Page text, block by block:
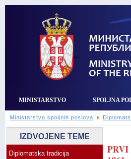
MINISTARSTVO SPOLJNA
Ministarstvo spoljnih poslova
IZDVOJENE TEME
Diplomatska tradicija